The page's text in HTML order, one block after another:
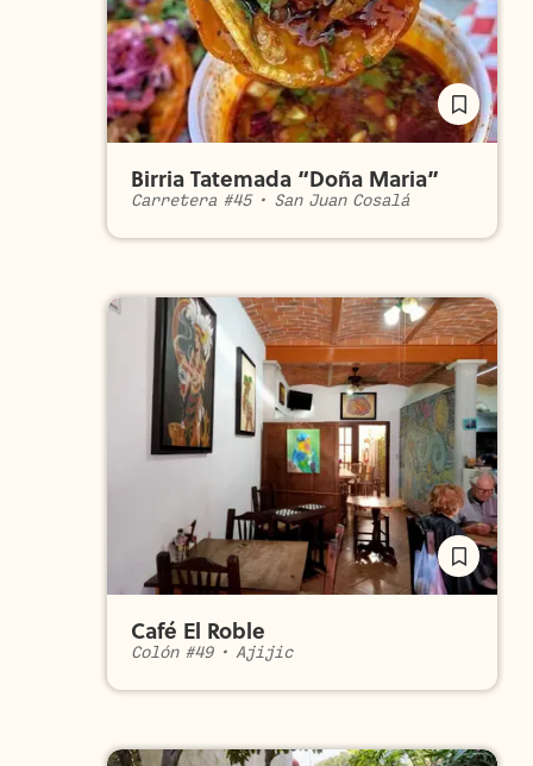
Birria Tatemada “Doña Maria”
Carretera #45• San Juan Cosalá
Café El Roble
Colón #49• Ajijic